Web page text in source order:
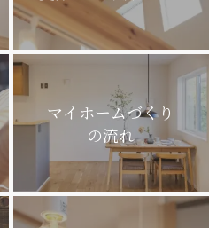
マイホームづくり
の流れ